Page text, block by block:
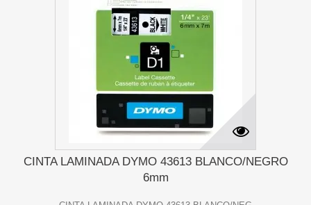
CINTA LAMINADA DYMO 43613 BLANCO/NEGRO
6mm